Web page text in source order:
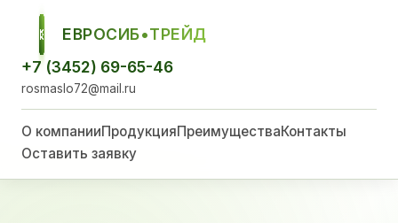
ЕСТ
ЕВРОСИБ•ТРЕЙД
+7 (3452) 69-65-46
rosmaslo72@mail.ru
О компанииПродукцияПреимуществаКонтакты
Оставить заявку